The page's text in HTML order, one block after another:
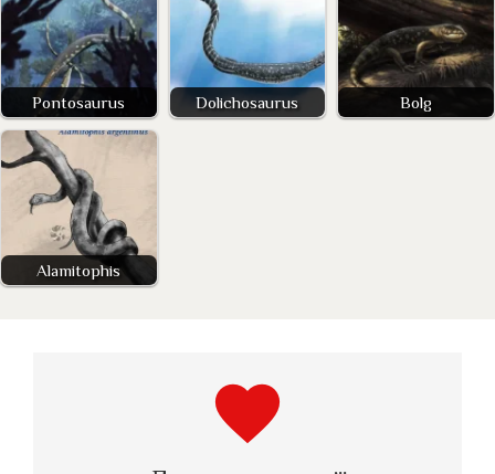
Pontosaurus Dolichosaurus Bolg
Alamitophis
favorite